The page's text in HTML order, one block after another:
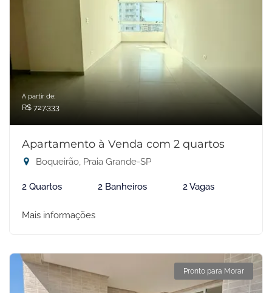
A partir de:
R$ 727.333
Apartamento à Venda com 2 quartos
Boqueirão, Praia Grande-SP
2 Quartos 2 Banheiros 2 Vagas
Mais informações
Pronto para Morar